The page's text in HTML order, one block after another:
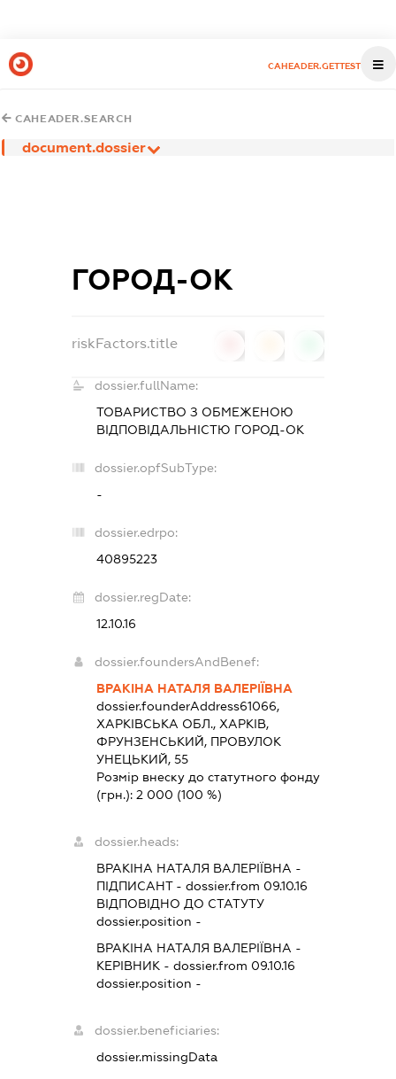
CAHEADER.GETTEST
CAHEADER.SEARCH
document.dossier
ГОРОД-ОК
riskFactors.title
dossier.fullName:
ТОВАРИСТВО З ОБМЕЖЕНОЮ
ВІДПОВІДАЛЬНІСТЮ ГОРОД-ОК
dossier.opfSubType:
-
dossier.edrpo:
40895223
dossier.regDate:
12.10.16
dossier.foundersAndBenef:
ВРАКІНА НАТАЛЯ ВАЛЕРІЇВНА
dossier.founderAddress61066,
ХАРКІВСЬКА ОБЛ., ХАРКІВ,
ФРУНЗЕНСЬКИЙ, ПРОВУЛОК
УНЕЦЬКИЙ, 55
Розмір внеску до статутного фонду
(грн.): 2 000 (100 %)
dossier.heads:
ВРАКІНА НАТАЛЯ ВАЛЕРІЇВНА -
ПІДПИСАНТ- dossier.from 09.10.16
ВІДПОВІДНО ДО СТАТУТУ
dossier.position -
ВРАКІНА НАТАЛЯ ВАЛЕРІЇВНА -
КЕРІВНИК - dossier.from 09.10.16
dossier.position -
dossier.beneficiaries:
dossier.missingData